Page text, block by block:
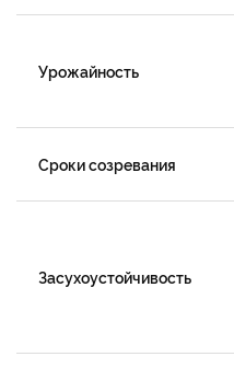
Урожайность
Сроки созревания
Засухоустойчивость